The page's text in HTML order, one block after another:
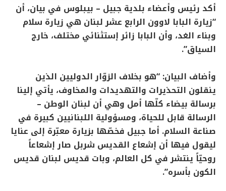
أكد رئيس وأعضاء بلدية جبيل – بيبلوس في بيان، أن
“زيارة البابا لاوون الرابع عشر لبنان هي زيارة سلام
وبناء الغد، وأن البابا زائر إستثنائي مختلف، خارج
السياق”.
وأضاف البيان: “هو بخلاف الزوّار الدوليين الذين
ينقلون التحذيرات والتهديدات والمخاوف، يأتي إلينا
برسالة بيضاء كلّها أمل وهي أن لبنان الوطن –
الرسالة قابل للحياة، ومسؤولية اللبنانيين كبيرة في
صناعة السلام. أما جبيل فخصّها بزيارة معبّرة إلى عنايا
ليقول فيها أن إشعاع القديس شربل صار إشعاعاً
روحيّاً ينتشر في كل العالم، وبات قديس لبنان قديس
الكون بأسره”.